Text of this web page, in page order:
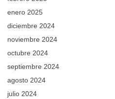
enero 2025
diciembre 2024
noviembre 2024
octubre 2024
septiembre 2024
agosto 2024
julio 2024